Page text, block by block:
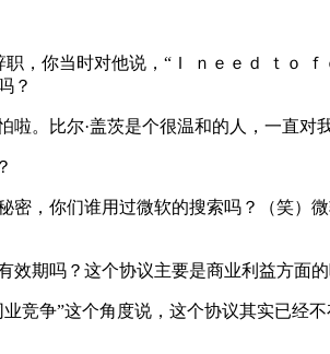
你当时对他说，“Ｉ ｎｅｅｄ ｔｏ
？
比尔·盖茨是个很温和的人，一直对
你们谁用过微软的搜索吗？（笑）
期吗？这个协议主要是商业利益方面的
争”这个角度说，这个协议其实已经